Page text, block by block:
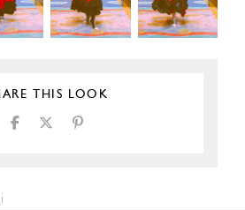
THIS LOOK